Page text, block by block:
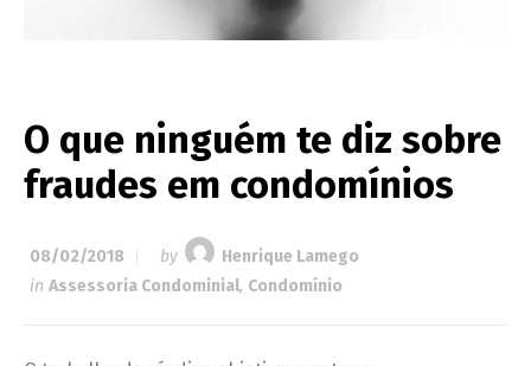
O que ninguém te diz sobre
fraudes em condomínios
08/02/2018 by
Henrique Lamego
in Assessoria Condominial, Condomínio